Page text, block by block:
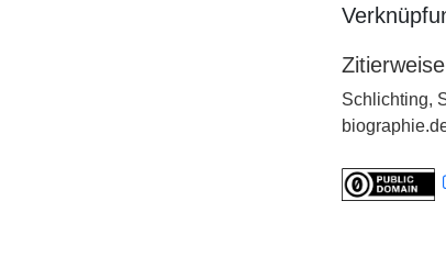
Zitierweise
Schlichting,